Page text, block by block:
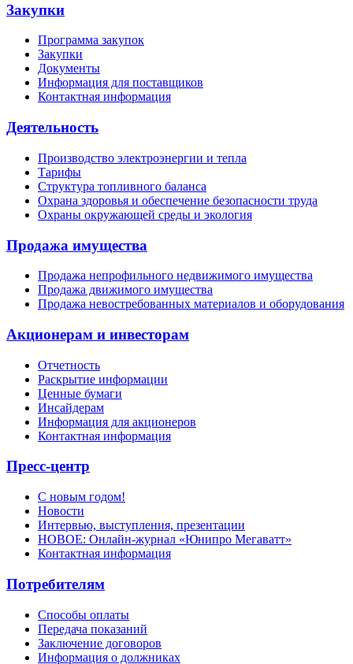
Закупки
Программа закупок
Закупки
Документы
Информация для поставщиков
Контактная информация
Деятельность
Производство электроэнергии и тепла
Тарифы
Структура топливного баланса
Охрана здоровья и обеспечение безопасности труда
Охраны окружающей среды и экология
Продажа имущества
Продажа непрофильного недвижимого имущества
Продажа движимого имущества
Продажа невостребованных материалов и оборудования
Акционерам и инвесторам
Отчетность
Раскрытие информации
Ценные бумаги
Инсайдерам
Информация для акционеров
Контактная информация
Пресс-центр
С новым годом!
Новости
Интервью, выступления, презентации
НОВОЕ: Онлайн-журнал «Юнипро Мегаватт»
Контактная информация
Потребителям
Способы оплаты
Передача показаний
Заключение договоров
Информация о должниках